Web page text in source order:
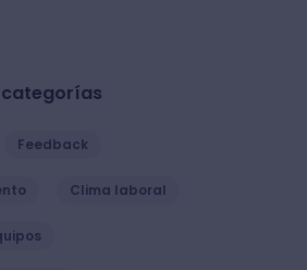
Feedback
Clima laboral